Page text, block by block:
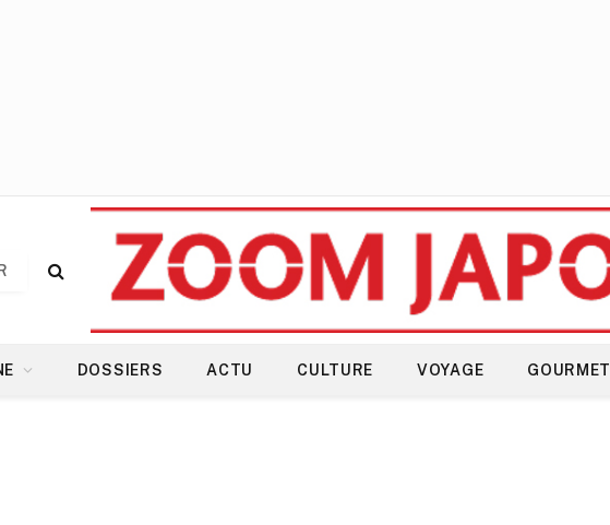
DOSSIERS ACTU CULTURE VOYAGE GOURMET